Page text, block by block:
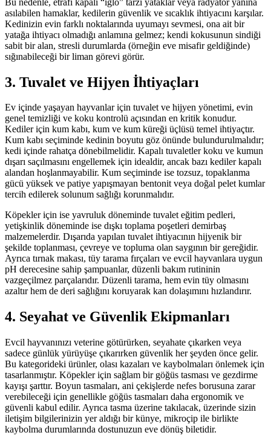
asılabilen hamaklar, kedilerin güvenlik ve sıcaklık ihtiyacını karşılar.
Kedinizin evin farklı noktalarında uyumayı sevmesi, ona ait bir
yatağa ihtiyacı olmadığı anlamına gelmez; kendi kokusunun sindiği
sabit bir alan, stresli durumlarda (örneğin eve misafir geldiğinde)
sığınabileceği bir liman görevi görür.
3. Tuvalet ve Hijyen İhtiyaçları
Ev içinde yaşayan hayvanlar için tuvalet ve hijyen yönetimi, evin
genel temizliği ve koku kontrolü açısından en kritik konudur.
Kediler için kum kabı, kum ve kum küreği üçlüsü temel ihtiyaçtır.
Kum kabı seçiminde kedinin boyutu göz önünde bulundurulmalıdır;
kedi içinde rahatça dönebilmelidir. Kapalı tuvaletler koku ve kumun
dışarı saçılmasını engellemek için idealdir, ancak bazı kediler kapalı
alandan hoşlanmayabilir. Kum seçiminde ise tozsuz, topaklanma
gücü yüksek ve patiye yapışmayan bentonit veya doğal pelet kumlar
tercih edilerek solunum sağlığı korunmalıdır.
Köpekler için ise yavruluk döneminde tuvalet eğitim pedleri,
yetişkinlik döneminde ise dışkı toplama poşetleri demirbaş
malzemelerdir. Dışarıda yapılan tuvalet ihtiyacının hijyenik bir
şekilde toplanması, çevreye ve topluma olan saygının bir gereğidir.
Ayrıca tırnak makası, tüy tarama fırçaları ve evcil hayvanlara uygun
pH derecesine sahip şampuanlar, düzenli bakım rutininin
vazgeçilmez parçalarıdır. Düzenli tarama, hem evin tüy olmasını
azaltır hem de deri sağlığını koruyarak kan dolaşımını hızlandırır.
4. Seyahat ve Güvenlik Ekipmanları
Evcil hayvanınızı veterine götürürken, seyahate çıkarken veya
sadece günlük yürüyüşe çıkarırken güvenlik her şeyden önce gelir.
Bu kategorideki ürünler, olası kazaları ve kaybolmaları önlemek için
tasarlanmıştır. Köpekler için sağlam bir göğüs tasması ve gezdirme
kayışı şarttır. Boyun tasmaları, ani çekişlerde nefes borusuna zarar
verebileceği için genellikle göğüs tasmaları daha ergonomik ve
güvenli kabul edilir. Ayrıca tasma üzerine takılacak, üzerinde sizin
iletişim bilgilerinizin yer aldığı bir künye, mikroçip ile birlikte
kaybolma durumlarında dostunuzun eve dönüş biletidir.